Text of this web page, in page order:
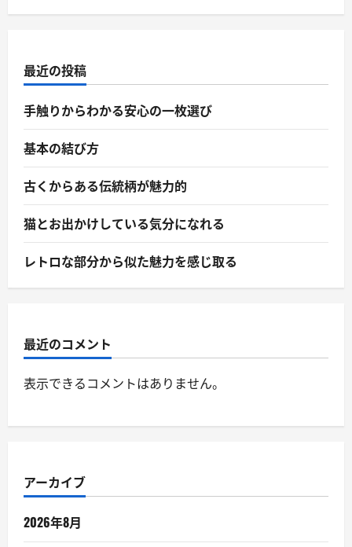
最近の投稿
手触りからわかる安心の一枚選び
基本の結び方
古くからある伝統柄が魅力的
猫とお出かけしている気分になれる
レトロな部分から似た魅力を感じ取る
最近のコメント
表示できるコメントはありません。
アーカイブ
2026年8月